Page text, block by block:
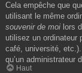
Cela empêche que
utilisant le même
souvenir de moi lors
utilisez un ordinateur
café, université,
qu’un administrateur
Haut